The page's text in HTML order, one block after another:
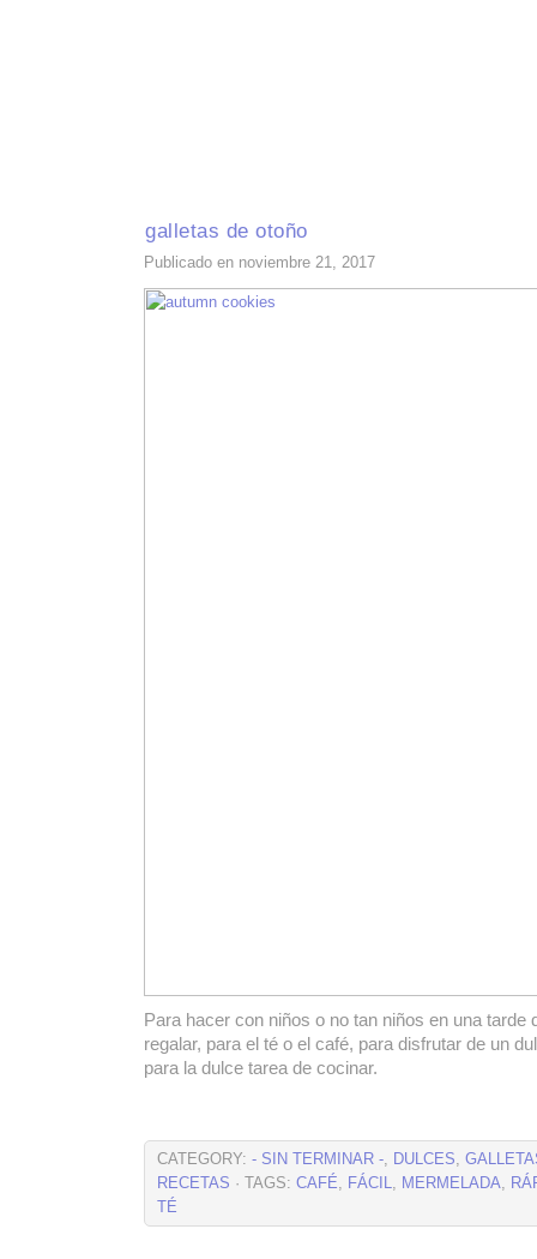
galletas de otoño
Publicado en noviembre 21, 2017
Para hacer con niños o no tan niños en una tarde
regalar, para el té o el café, para disfrutar de un
para la dulce tarea de cocinar.
CATEGORY: - SIN TERMINAR -, DULCES,
RECETAS · TAGS: CAFÉ, FÁCIL, MERMELADA,
TÉ